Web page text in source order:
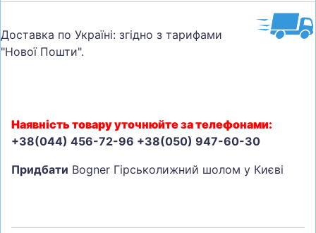
Доставка по Україні: згідно з тарифами
"Нової Пошти".
Наявність товару уточнюйте за телефонами:
+38(044) 456-72-96 +38(050) 947-60-30
Придбати Bogner Гірськолижний шолом у Києві